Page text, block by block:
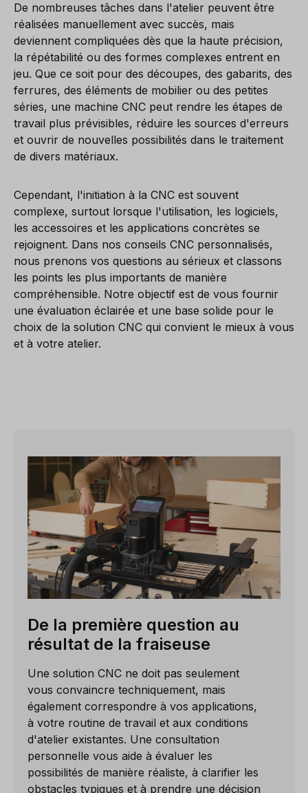
De nombreuses tâches dans l'atelier peuvent être
réalisées manuellement avec succès, mais
deviennent compliquées dès que la haute précision,
la répétabilité ou des formes complexes entrent en
jeu. Que ce soit pour des découpes, des gabarits, des
ferrures, des éléments de mobilier ou des petites
séries, une machine CNC peut rendre les étapes de
travail plus prévisibles, réduire les sources d'erreurs
et ouvrir de nouvelles possibilités dans le traitement
de divers matériaux.
Cependant, l'initiation à la CNC est souvent
complexe, surtout lorsque l'utilisation, les logiciels,
les accessoires et les applications concrètes se
rejoignent. Dans nos conseils CNC personnalisés,
nous prenons vos questions au sérieux et classons
les points les plus importants de manière
compréhensible. Notre objectif est de vous fournir
une évaluation éclairée et une base solide pour le
choix de la solution CNC qui convient le mieux à vous
et à votre atelier.
De la première question au
résultat de la fraiseuse
Une solution CNC ne doit pas seulement
vous convaincre techniquement, mais
également correspondre à vos applications,
à votre routine de travail et aux conditions
d'atelier existantes. Une consultation
personnelle vous aide à évaluer les
possibilités de manière réaliste, à clarifier les
obstacles typiques et à prendre une décision